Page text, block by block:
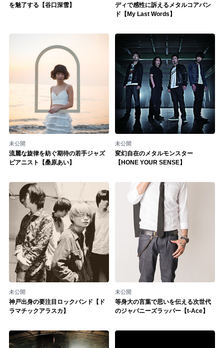
を魅了する【谷口深雪】
ディで感性に訴えるメタルコアバン
ド【My Last Words】
未公開
流麗な旋律を紡ぐ期待の若手ジャズ
ピアニスト【桑原あい】
未公開
変幻自在のメタルモンスター
【HONE YOUR SENSE】
未公開
神戸出身の要注目ロックバンド【ド
ラマチックアラスカ】
未公開
等身大の言葉で思いを伝える次世代
のジャパニーズラッパー【t-Ace】